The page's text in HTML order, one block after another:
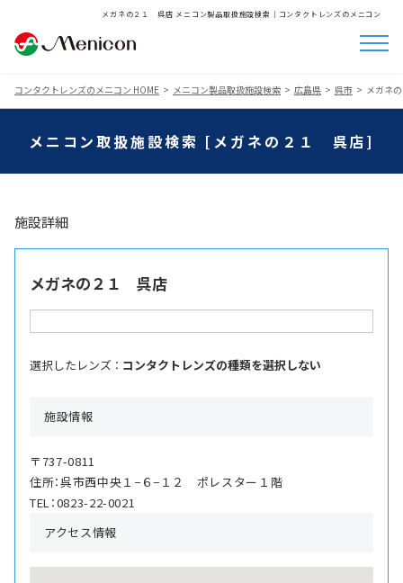
メガネの２１ 呉店 メニコン製品取扱施設検索│コンタクトレンズのメニコン
コンタクトレンズのメニコン HOME メニコン製品取扱施設検索 広島県 呉市 メガネ
メニコン取扱施設検索 [メガネの２１ 呉店]
施設詳細
メガネの２１ 呉店
選択したレンズ ： コンタクトレンズの種類を選択しない
施設情報
〒737-0811
住所：呉市西中央１−６−１２ ポレスター１階
TEL：0823-22-0021
アクセス情報